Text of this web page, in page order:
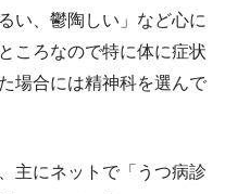
い、鬱陶しい」など心に
ころなので特に体に症状
場合には精神科を選んで
主にネットで「うつ病診